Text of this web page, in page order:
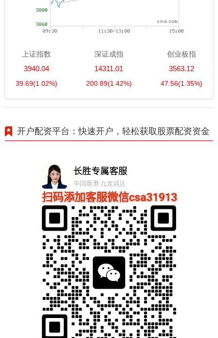
上证指数
3940.04
39.69(1.02%)
深证成指
14311.01
200.89(1.42%)
创业板指
3563.12
47.56(1.35%)
开户配资平台：快速开户，轻松获取股票配资资金